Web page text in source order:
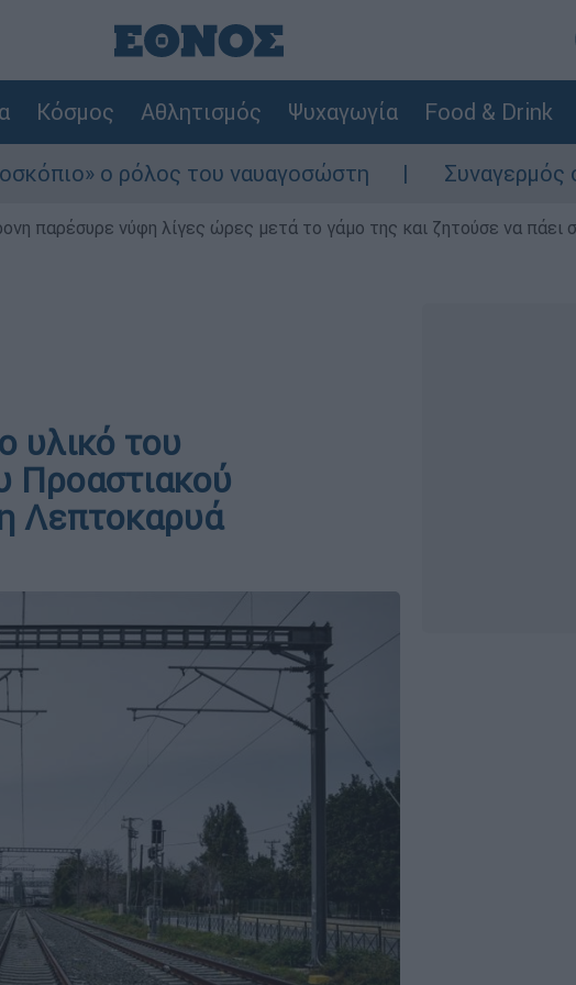
Κόσμος Αθλητισμός Ψυχαγωγία Food & Drink
ρόλος του ναυαγοσώστη Συναγερμός στην
παρέσυρε νύφη λίγες ώρες μετά το γάμο της και ζητούσε να πάει
υλικό του
Προαστιακού
Λεπτοκαρυά